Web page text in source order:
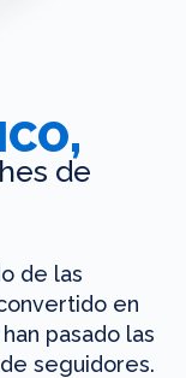
de
de las
en
pasado las
seguidores.